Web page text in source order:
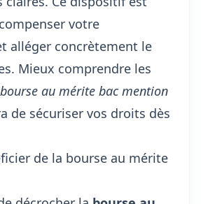
votre
alléger concrètement le
Mieux comprendre les
bourse au mérite bac mention
de sécuriser vos droits dès
de la bourse au mérite